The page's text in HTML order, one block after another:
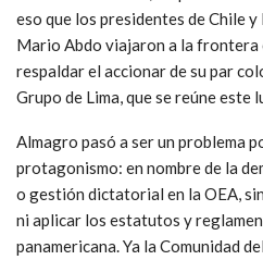
eso que los presidentes de Chile
Mario Abdo viajaron a la frontera
respaldar el accionar de su par
Grupo de Lima, que se reúne este
Almagro pasó a ser un problema
protagonismo: en nombre de la
o gestión dictatorial en la OEA,
ni aplicar los estatutos y
panamericana. Ya la Comunidad